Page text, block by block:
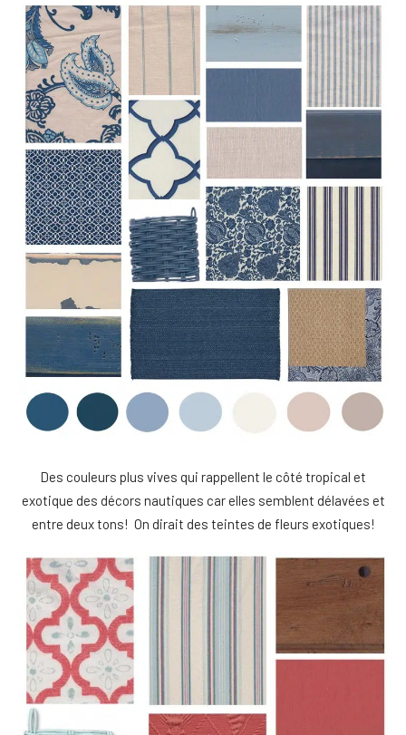
Des couleurs plus vives qui rappellent le côté tropical et
exotique des décors nautiques car elles semblent délavées et
entre deux tons! On dirait des teintes de fleurs exotiques!